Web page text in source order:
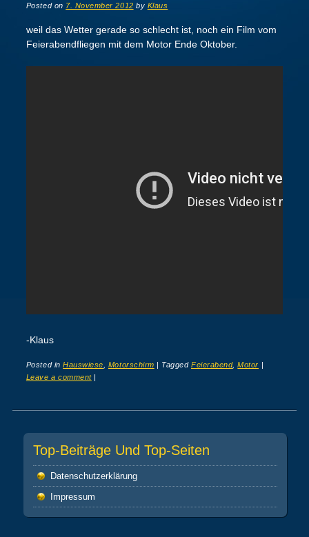
Posted on 7. November 2012 by Klaus
weil das Wetter gerade so schlecht ist, noch ein Film vom
Feierabendfliegen mit dem Motor Ende Oktober.
-Klaus
Posted inHauswiese Motorschirm | TaggedFeierabend,Motor |
Leave a comment |
Post navigation
Top-Beiträge Und Top-Seiten
Datenschutz­erklärung
Impressum